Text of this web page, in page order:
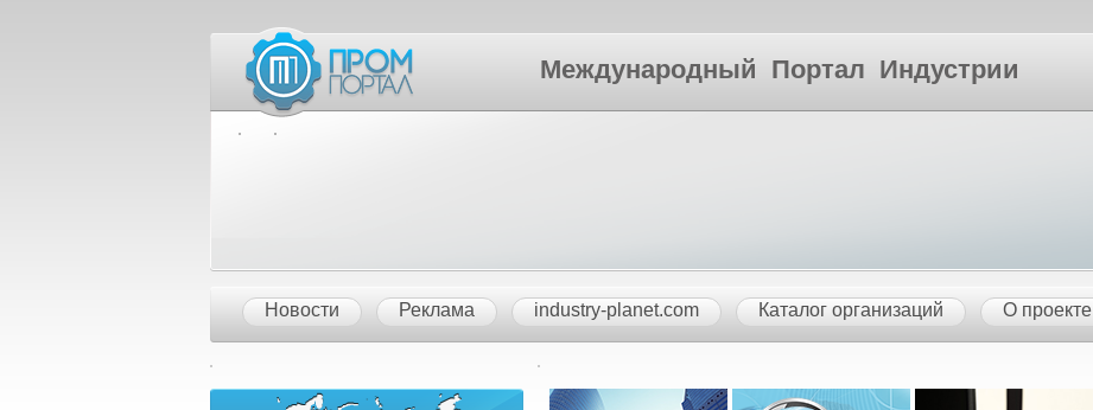
Международный Портал Индустрии
Новости Реклама industry-planet.com Каталог организаций О проекте